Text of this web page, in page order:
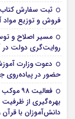
ثبت سفارش
فروش و توزیع
مسیر اصلاح و
روایت‌‌گری دولت
دعوت وزارت
حضور در پیاده‌روی
بهره‌گیری از ظرفیت
دانش‌آموزان با